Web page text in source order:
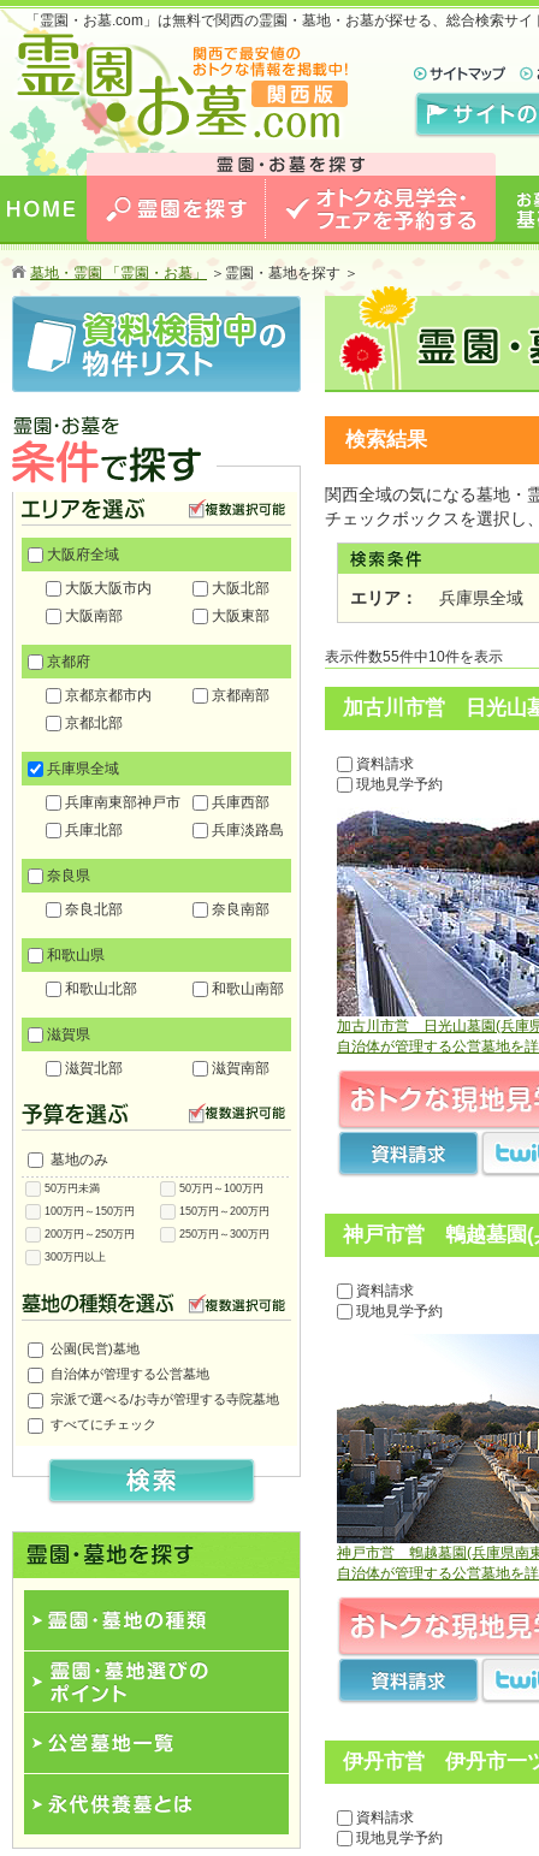
「霊園・お墓.com」は無料で関西の霊園・墓地・お墓が探せる、総合検索サ
お墓のことなら霊園・お墓.com 関西版 関西で
最安値のおトクな情報を掲載中！
する
墓地・霊園 「霊園・お墓」 ＞ 霊園・墓地を探す ＞
検索結果
関西全域の気になる墓地・
チェックボックスを選択し
エリア： 兵庫県全域
表示件数55件中10件を表示
加古川市営 日光山
資料請求
現地見学予約
加古川市営 日光山墓園(兵庫
自治体が管理する公営墓地を
神戸市営 鵯越墓園(
資料請求
現地見学予約
神戸市営 鵯越墓園(兵庫県南
自治体が管理する公営墓地を
伊丹市営 伊丹市一
資料請求
現地見学予約
霊園・お墓を条件で探す
大阪府全域
大阪大阪市内
大阪北部
大阪南部
大阪東部
京都府
京都京都市内
京都南部
京都北部
兵庫県全域
兵庫南東部神戸市
兵庫西部
兵庫北部
兵庫淡路島
奈良県
奈良北部
奈良南部
和歌山県
和歌山北部
和歌山南部
滋賀県
滋賀北部
滋賀南部
墓地のみ
50万円未満
50万円～100万円
100万円～150万円
150万円～200万円
200万円～250万円
250万円～300万円
300万円以上
公園(民営)墓地
自治体が管理する公営墓地
宗派で選べる/お寺が管理する寺院墓地
すべてにチェック
霊園･墓地の種類
永代供養一覧